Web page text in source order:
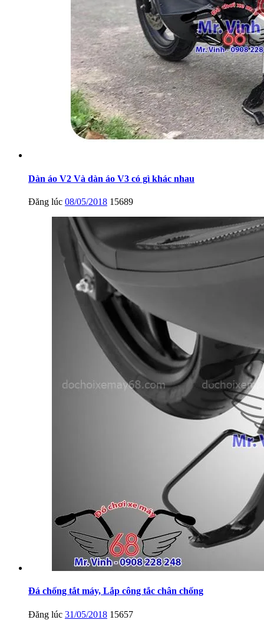
Dàn áo V2 Và dàn áo V3 có gì khác nhau
Đăng lúc 08/05/2018 15689
Đá chống tắt máy, Lắp công tắc chân chống
Đăng lúc 31/05/2018 15657